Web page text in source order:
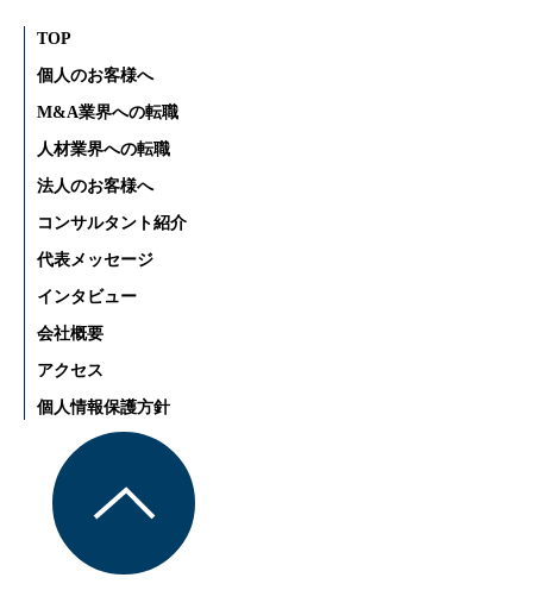
TOP
個人のお客様へ
M&A業界への転職
人材業界への転職
法人のお客様へ
コンサルタント紹介
代表メッセージ
インタビュー
会社概要
アクセス
個人情報保護方針